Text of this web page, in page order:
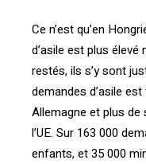
Ce n’est qu’en
d’asile est plus
restés, ils s’y sont
demandes d’asile
Allemagne et plus
l’UE. Sur 163 000
enfants, et 35 000